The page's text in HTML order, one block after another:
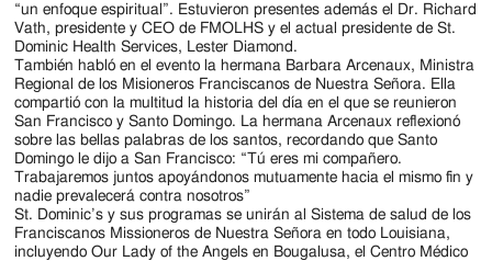
“un enfoque espiritual”. Estuvieron presentes además el Dr. Richard
Vath, presidente y CEO de FMOLHS y el actual presidente de St.
Dominic Health Services, Lester Diamond.
También habló en el evento la hermana Barbara Arcenaux, Ministra
Regional de los Misioneros Franciscanos de Nuestra Señora. Ella
compartió con la multitud la historia del día en el que se reunieron
San Francisco y Santo Domingo. La hermana Arcenaux reflexionó
sobre las bellas palabras de los santos, recordando que Santo
Domingo le dijo a San Francisco: “Tú eres mi compañero.
Trabajaremos juntos apoyándonos mutuamente hacia el mismo fin y
nadie prevalecerá contra nosotros”
St. Dominic’s y sus programas se unirán al Sistema de salud de los
Franciscanos Missioneros de Nuestra Señora en todo Louisiana,
incluyendo Our Lady of the Angels en Bougalusa, el Centro Médico